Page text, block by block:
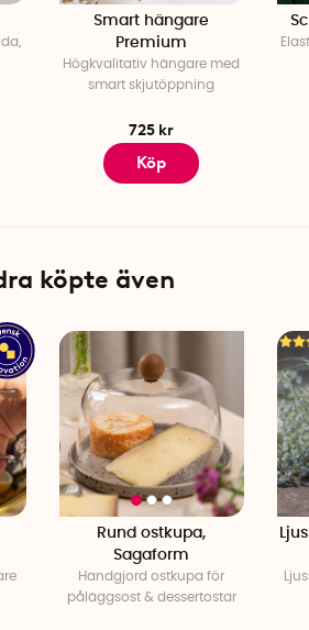
Smart hängare
Premium
Högkvalitativ hängare med
smart skjutöppning
725 kr
Köp
köpte även
Rund ostkupa,
Sagaform
Handgjord ostkupa för
påläggsost & dessertostar